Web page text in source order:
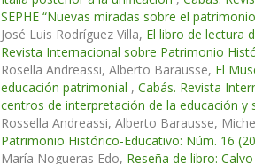
SEPHE “Nuevas miradas sobre el
José Luis Rodríguez Villa, El libro de lectura
Revista Internacional sobre Patrimonio
Rosella Andreassi, Alberto Barausse, El
educación patrimonial , Cabás. Revista
centros de interpretación de la educación y
Rossella Andreassi, Alberto Barausse,
Patrimonio Histórico-Educativo: Núm. 16
María Nogueras Edo, Reseña de libro: